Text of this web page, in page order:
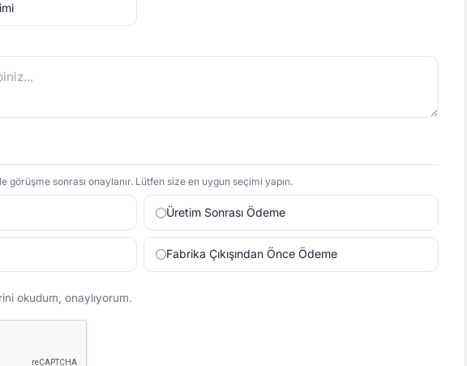
görüşme sonrası onaylanır. Lütfen size en uygun seçimi yapın.
Üretim Sonrası Ödeme
Fabrika Çıkışından Önce Ödeme
okudum, onaylıyorum.